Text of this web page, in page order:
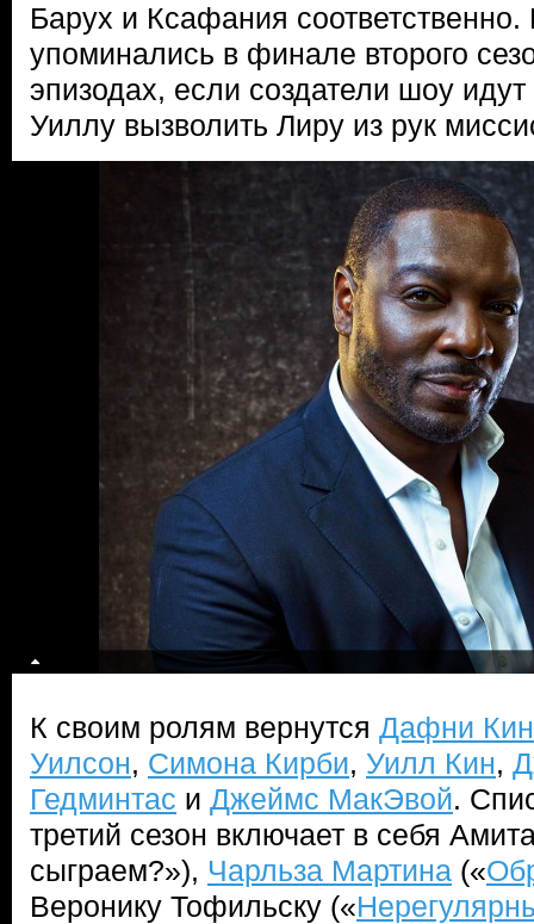
Барух и Ксафания
упоминались в финале второго
эпизодах, если создатели шоу идут
Уиллу вызволить Лиру из рук
К своим ролям вернутся Дафни Кин
Уилсон, Симона Кирби, Уилл Кин,
Гедминтас и Джеймс МакЭвой.
третий сезон включает в себя
сыграем?»), Чарльза Мартина («
Веронику Тофильску («